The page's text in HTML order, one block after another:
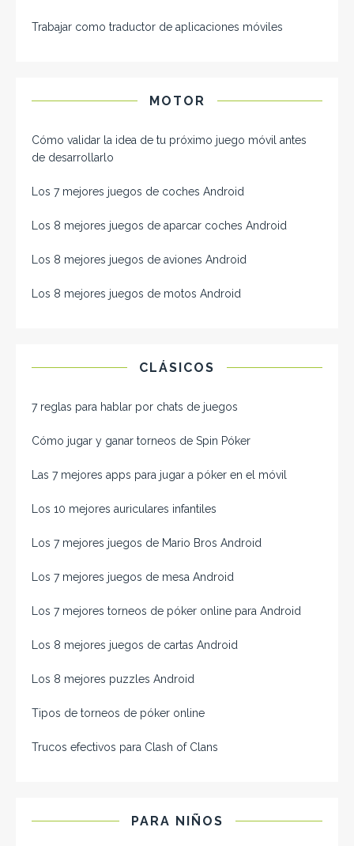
Trabajar como traductor de aplicaciones móviles
MOTOR
Cómo validar la idea de tu próximo juego móvil antes
de desarrollarlo
Los 7 mejores juegos de coches Android
Los 8 mejores juegos de aparcar coches Android
Los 8 mejores juegos de aviones Android
Los 8 mejores juegos de motos Android
CLÁSICOS
7 reglas para hablar por chats de juegos
Cómo jugar y ganar torneos de Spin Póker
Las 7 mejores apps para jugar a póker en el móvil
Los 10 mejores auriculares infantiles
Los 7 mejores juegos de Mario Bros Android
Los 7 mejores juegos de mesa Android
Los 7 mejores torneos de póker online para Android
Los 8 mejores juegos de cartas Android
Los 8 mejores puzzles Android
Tipos de torneos de póker online
Trucos efectivos para Clash of Clans
PARA NIÑOS